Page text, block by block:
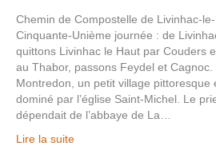
Chemin de Compostelle de Livinhac-
Cinquante-Unième journée : de
quittons Livinhac le Haut par Couders
au Thabor, passons Feydel et
Montredon, un petit village pittoresque
dominé par l’église Saint-Michel. Le
dépendait de l’abbaye de La…
Lire la suite